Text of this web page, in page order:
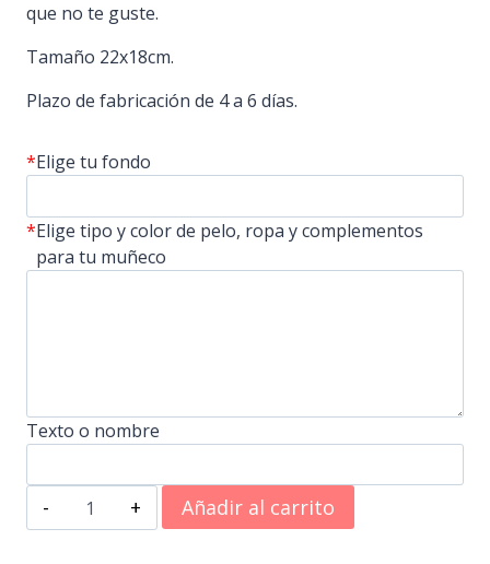
que no te guste.
Tamaño 22x18cm.
Plazo de fabricación de 4 a 6 días.
*Elige tu fondo
*Elige tipo y color de pelo, ropa y complementos
para tu muñeco
Texto o nombre
Kit
libreta,taza
Añadir al carrito